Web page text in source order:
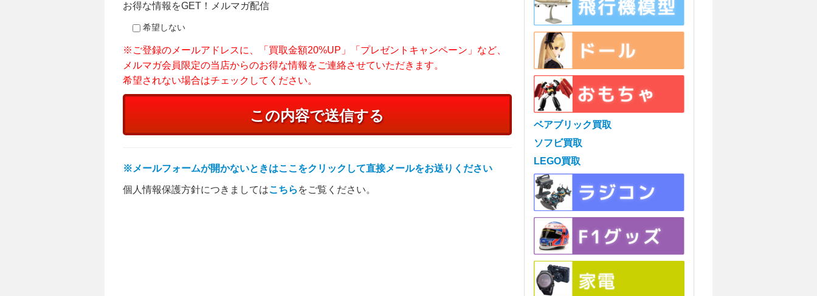
お得な情報をGET！メルマガ配信
希望しない
※ご登録のメールアドレスに、「買取金額20%UP」「プレゼントキャンペーン」など、
メルマガ会員限定の当店からのお得な情報をご連絡させていただきます。
希望されない場合はチェックしてください。
※メールフォームが開かないときはここをクリックして直接メールをお送りください
個人情報保護方針につきましてはこちら をご覧ください。
ベアブリック買取
ソフビ買取
LEGO買取